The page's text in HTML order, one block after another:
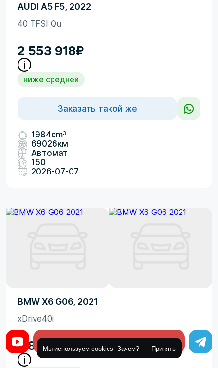
AUDI A5 F5, 2022
40 TFSI Qu
2 553 918₽
ниже средней
Заказать такой же
1984cm3
69026км
Автомат
150
2026-07-07
BMW X6 G06, 2021
xDrive40i
7 882 422₽
Мы используем cookies Зачем? Принять